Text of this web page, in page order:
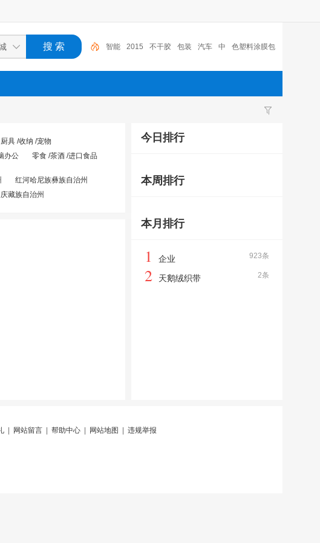
智能 2015 不干胶 包装 汽车 中 色塑料涂膜包
装条 深圳市 广东 布料
厨具 /收纳 /宠物
办公 零食 /茶酒 /进口食品
红河哈尼族彝族自治州
藏族自治州
今日排行
本周排行
本月排行
923条
1 企业
2条
2 天鹅绒织带
网站留言 帮助中心 网站地图 违规举报